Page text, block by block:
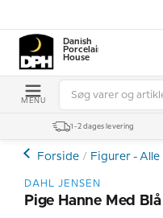
Danish
Porcelain
House
MENU
1-2 dages levering
Forside Figurer - Alle
DAHL JENSEN
Pige Hanne Med